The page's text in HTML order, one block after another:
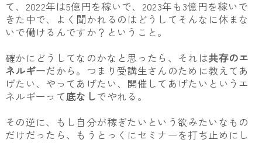
て、2022年は5億円を稼いで、2023年も3億円を稼いで
きた中で、よく聞かれるのはどうしてそんなに休まな
いで働けるんですか？ということ。
確かにどうしてなのかなと思ったら、それは共存のエ
ネルギーだから。つまり受講生さんのために教えてあ
げたい、やってあげたい、開催してあげたいというエ
ネルギーって底なしでやれる。
その逆に、もし自分が稼ぎたいという欲みたいなもの
だけだったら、もうとっくにセミナーを打ち止めにし